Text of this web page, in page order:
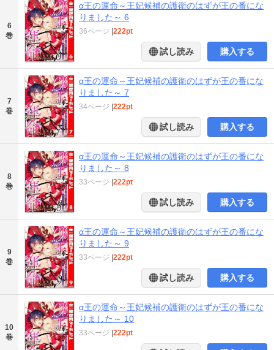
6
巻
α王の運命～王妃候補の護衛のはずが王の番にな
りました～ 6
36ページ 222pt
試し読み 購入する
7
巻
α王の運命～王妃候補の護衛のはずが王の番にな
りました～ 7
34ページ 222pt
試し読み 購入する
8
巻
α王の運命～王妃候補の護衛のはずが王の番にな
りました～ 8
33ページ 222pt
試し読み 購入する
9
巻
α王の運命～王妃候補の護衛のはずが王の番にな
りました～ 9
33ページ 222pt
試し読み 購入する
10
巻
α王の運命～王妃候補の護衛のはずが王の番にな
りました～ 10
33ページ 222pt